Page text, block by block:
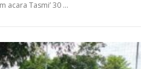
acara Tasmi’ 30 …